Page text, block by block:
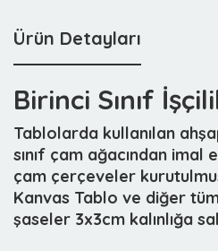
Ürün Detayları
Birinci Sınıf
Tablolarda kullanılan
sınıf çam ağacından imal
çam çerçeveler kurutulmuş
Kanvas Tablo ve diğer
şaseler 3x3cm kalınlığa